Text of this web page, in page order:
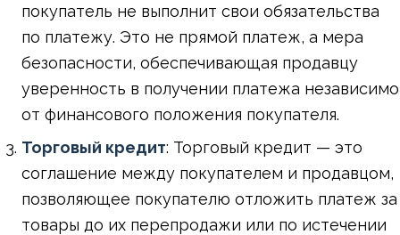
покупатель не выполнит свои обязательства
по платежу. Это не прямой платеж, а мера
безопасности, обеспечивающая продавцу
уверенность в получении платежа независимо
от финансового положения покупателя.
Торговый кредит: Торговый кредит — это
соглашение между покупателем и продавцом,
позволяющее покупателю отложить платеж за
товары до их перепродажи или по истечении